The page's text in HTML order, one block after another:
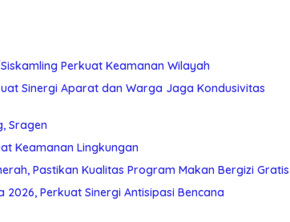
Perkuat Keamanan Wilayah
Sinergi Aparat dan Warga Jaga Kondusivitas
Sragen
Keamanan Lingkungan
Pastikan Kualitas Program Makan Bergizi Gratis
Perkuat Sinergi Antisipasi Bencana